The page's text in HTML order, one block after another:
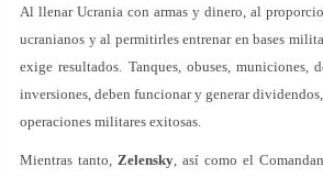
Al llenar Ucrania con armas y dinero, al
ucranianos y al permitirles entrenar en bases
exige resultados. Tanques, obuses, municiones,
inversiones, deben funcionar y generar dividendos,
operaciones militares exitosas.
Mientras tanto, Zelensky, así como el